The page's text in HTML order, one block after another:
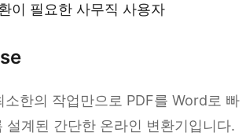
이 필요한 사무직 사용자
소한의 작업만으로 PDF를 Word로 빠
설계된 간단한 온라인 변환기입니다.